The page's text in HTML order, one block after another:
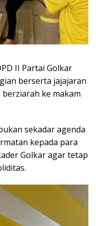
II Partai Golkar
berserta jajajaran
ke makam
sekadar agenda
kepada para
Golkar agar tetap